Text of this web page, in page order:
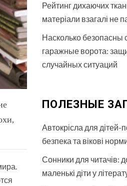
Рейтинг дихаючих
матеріали взагалі не
Насколько
гаражные ворота:
случайных ситуаций
ПОЛЕЗНЫЕ
Автокрісла для дітей-
безпека та вікові
Сонники для читачів:
маленькі діти у